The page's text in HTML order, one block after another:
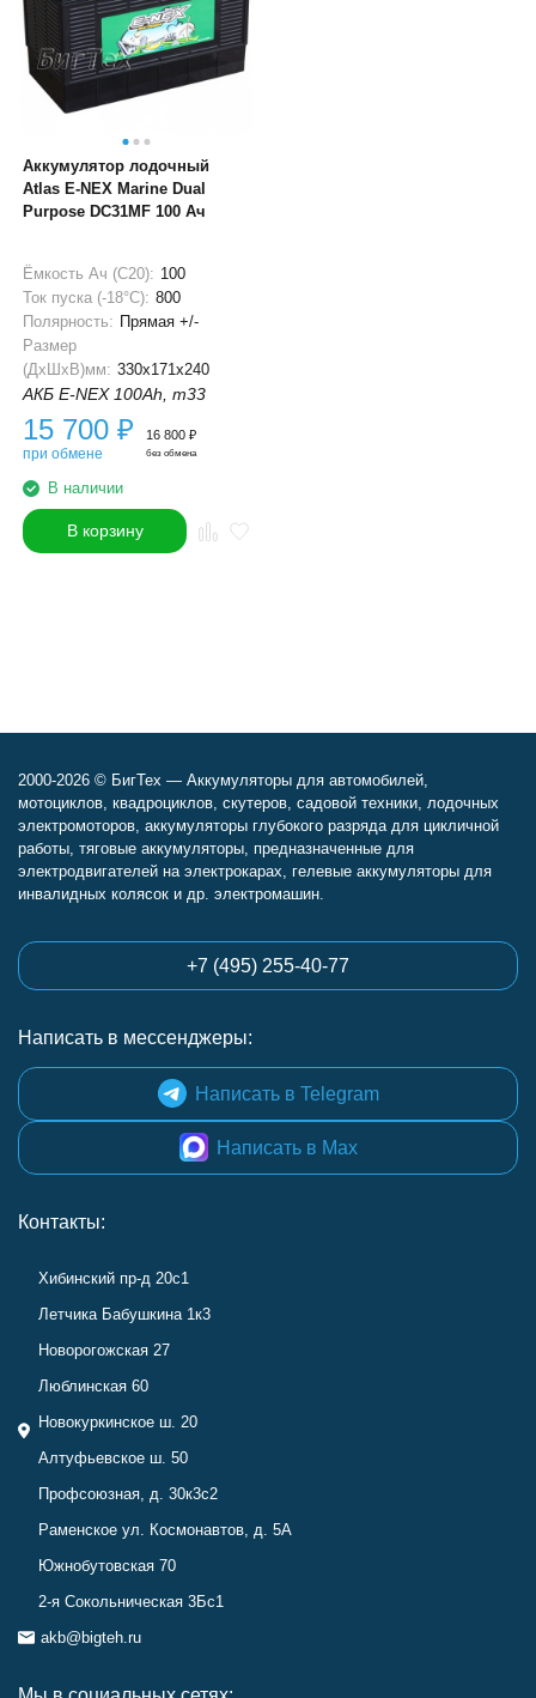
Аккумулятор лодочный
Atlas E-NEX Marine Dual
Purpose DC31MF 100 Ач
Ёмкость Ач (С20): 100
Ток пуска (-18°С): 800
Полярность: Прямая +/-
Размер
(ДхШхВ)мм: 330x171x240
АКБ E-NEX 100Ah, m33
15 700 ₽
при обмене
16 800 ₽
без обмена
В наличии
В корзину
2000-2026 © БигТех — Аккумуляторы для автомобилей,
мотоциклов, квадроциклов, скутеров, садовой техники, лодочных
электромоторов, аккумуляторы глубокого разряда для цикличной
работы, тяговые аккумуляторы, предназначенные для
электродвигателей на электрокарах, гелевые аккумуляторы для
инвалидных колясок и др. электромашин.
+7 (495) 255-40-77
Написать в мессенджеры:
Написать в Telegram
Написать в Max
Контакты:
Хибинский пр-д 20с1
Летчика Бабушкина 1к3
Новорогожская 27
Люблинская 60
Новокуркинское ш. 20
Алтуфьевское ш. 50
Профсоюзная, д. 30к3с2
Раменское ул. Космонавтов, д. 5А
Южнобутовская 70
2-я Сокольническая 3Бс1
akb@bigteh.ru